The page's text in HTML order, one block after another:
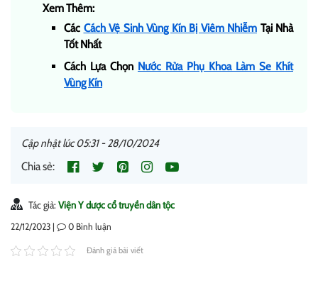
Xem Thêm:
Các Cách Vệ Sinh Vùng Kín Bị Viêm Nhiễm Tại Nhà
Tốt Nhất
Cách Lựa Chọn Nước Rửa Phụ Khoa Làm Se Khít
Vùng Kín
Cập nhật lúc 05:31 - 28/10/2024
Chia sẻ:
Tác giả: Viện Y dược cổ truyền dân tộc
22/12/2023 | 0 Bình luận
Đánh giá bài viết